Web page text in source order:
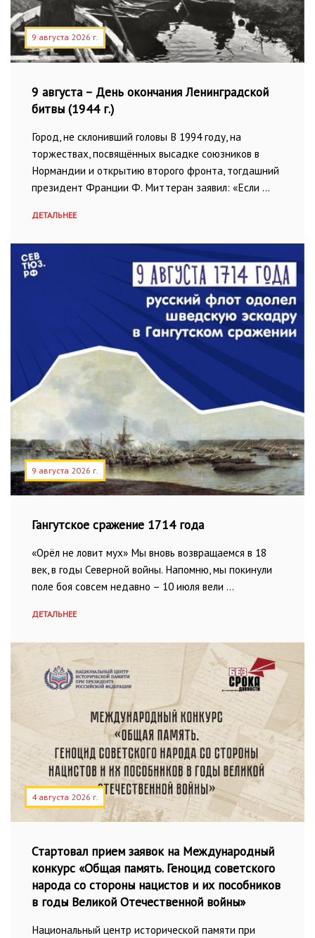
9 августа 2026 г.
9 августа – День окончания Ленинградской
битвы (1944 г.)
Город, не склонивший головы В 1994 году, на
торжествах, посвящённых высадке союзников в
Нормандии и открытию второго фронта, тогдашний
президент Франции Ф. Миттеран заявил: «Если …
ДЕТАЛЬНЕЕ
9 августа 2026 г.
Гангутское сражение 1714 года
«Орёл не ловит мух» Мы вновь возвращаемся в 18
век, в годы Северной войны. Напомню, мы покинули
поле боя совсем недавно – 10 июля вели …
ДЕТАЛЬНЕЕ
4 августа 2026 г.
Стартовал прием заявок на Международный
конкурс «Общая память. Геноцид советского
народа со стороны нацистов и их пособников
в годы Великой Отечественной войны»
Национальный центр исторической памяти при